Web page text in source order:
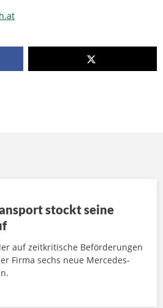
stockt seine
auf zeitkritische Beförderungen
Firma sechs neue Mercedes-